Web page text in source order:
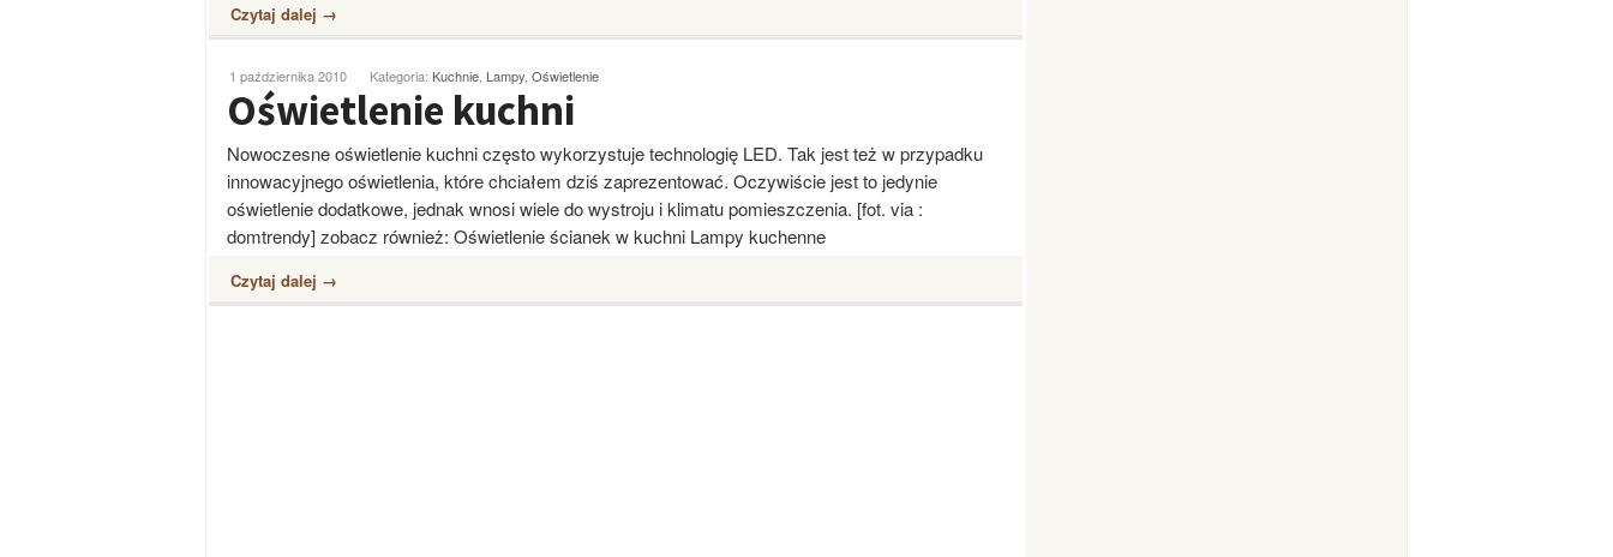
Czytaj dalej →
1 października 2010 Kategoria: Kuchnie Lampy Oświetlenie
Oświetlenie kuchni
Nowoczesne oświetlenie kuchni często wykorzystuje technologię LED. Tak jest też w przypadku
innowacyjnego oświetlenia, które chciałem dziś zaprezentować. Oczywiście jest to jedynie
oświetlenie dodatkowe, jednak wnosi wiele do wystroju i klimatu pomieszczenia. [fot. via :
domtrendy] zobacz również: Oświetlenie ścianek w kuchni Lampy kuchenne
Czytaj dalej →